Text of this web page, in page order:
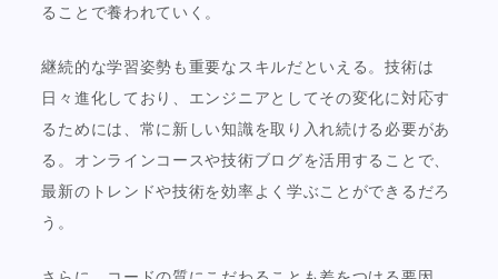
ることで養われていく。
継続的な学習姿勢も重要なスキルだといえる。技術は
日々進化しており、エンジニアとしてその変化に対応す
るためには、常に新しい知識を取り入れ続ける必要があ
る。オンラインコースや技術ブログを活用することで、
最新のトレンドや技術を効率よく学ぶことができるだろ
う。